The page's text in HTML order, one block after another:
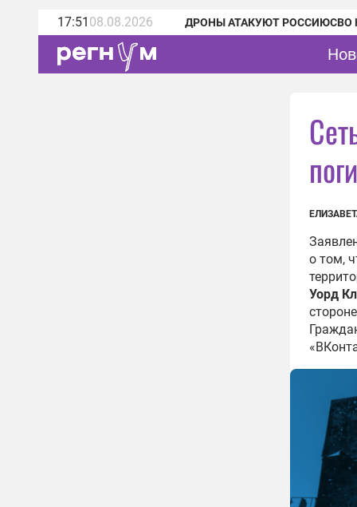
17:51 08.08.2026 ДРОНЫ АТАКУЮТ РОССИЮСВО
о том,
Уорд